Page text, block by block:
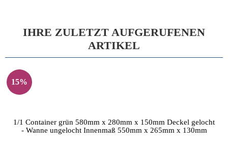
IHRE ZULETZT AUFGERUFENEN
ARTIKEL
15%
1/1 Container grün 580mm x 280mm x 150mm Deckel gelocht
- Wanne ungelocht Innenmaß 550mm x 265mm x 130mm